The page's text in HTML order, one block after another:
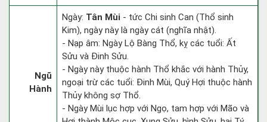
Ngũ
Hành
Ngày: Tân Mùi - tức Chi sinh Can (Thổ sinh
Kim), ngày này là ngày cát (nghĩa nhật).
- Nạp âm: Ngày Lộ Bàng Thổ, kỵ các tuổi: Ất
Sửu và Đinh Sửu.
- Ngày này thuộc hành Thổ khắc với hành Thủy,
ngoại trừ các tuổi: Đinh Mùi, Quý Hợi thuộc hành
Thủy không sợ Thổ.
- Ngày Mùi lục hợp với Ngọ, tam hợp với Mão và